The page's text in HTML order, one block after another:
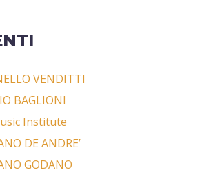
VENDITTI
BAGLIONI
Institute
DE ANDRE’
GODANO